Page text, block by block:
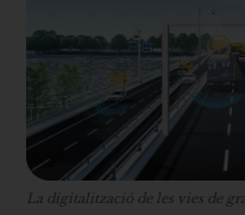
La digitalització de les vies de